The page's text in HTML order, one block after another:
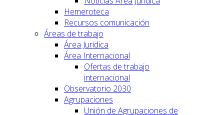
Hemeroteca
Recursos comunicación
Áreas de trabajo
Área Jurídica
Área Internacional
Ofertas de trabajo
internacional
Observatorio 2030
Agrupaciones
Unión de Agrupaciones de